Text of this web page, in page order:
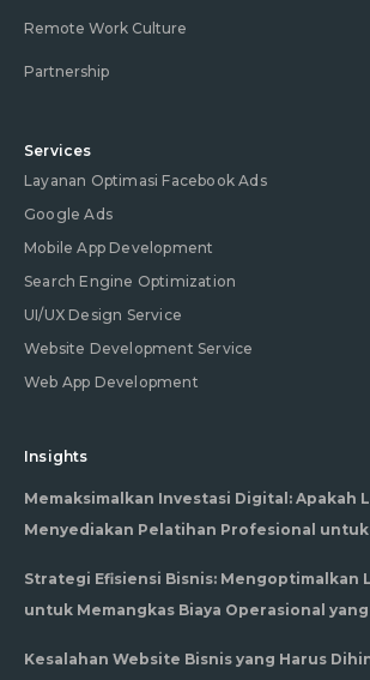
Remote Work Culture
Partnership
Services
Layanan Optimasi Facebook Ads
Google Ads
Mobile App Development
Search Engine Optimization
UI/UX Design Service
Website Development Service
Web App Development
Insights
Memaksimalkan Investasi Digital: Apakah
Menyediakan Pelatihan Profesional untuk
Strategi Efisiensi Bisnis: Mengoptimalkan
untuk Memangkas Biaya Operasional
Kesalahan Website Bisnis yang Harus